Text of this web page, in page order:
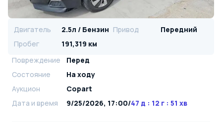
Двигатель 2.5л / Бензин Привод
Передний
Пробег
191,319 км
Повреждение
Перед
Состояние
На ходу
Аукцион
Copart
Дата и время
9/25/2026, 17:00/47 д : 12 г : 51 хв